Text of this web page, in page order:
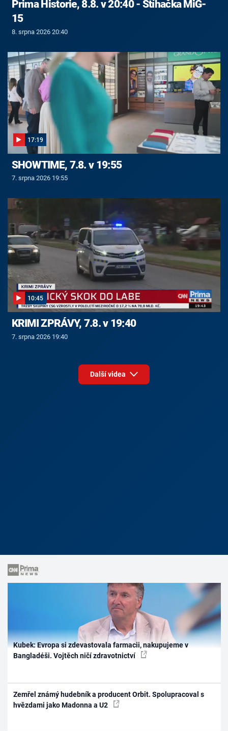
Prima Historie, 8.8. v 20:40 - Stíhačka MiG-
15
8. srpna 2026 20:40
17:19
SHOWTIME, 7.8. v 19:55
7. srpna 2026 19:55
10:45
KRIMI ZPRÁVY, 7.8. v 19:40
7. srpna 2026 19:40
Další videa
Kubek: Evropa si zdevastovala farmacii, nakupujeme v
Bangladéši. Vojtěch ničí zdravotnictví
Zemřel známý hudebník a producent Orbit. Spolupracoval s
hvězdami jako Madonna a U2